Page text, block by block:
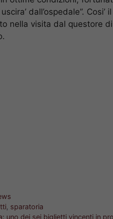
dall’ospedale”.
nella visita dal questore
, sparatoria
uno dei sei biglietti vincenti in